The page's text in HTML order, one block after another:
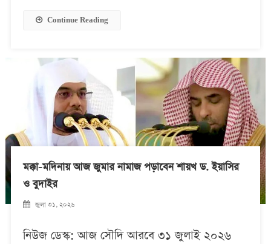
Continue Reading
মক্কা-মদিনায় আজ জুমার নামাজ পড়াবেন শায়খ ড. ইয়াসির
ও বুদাইর
জুলা ৩১, ২০২৬
নিউজ ডেস্ক: আজ সৌদি আরবে ৩১ জুলাই ২০২৬